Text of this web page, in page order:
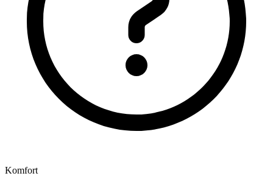
Komfort